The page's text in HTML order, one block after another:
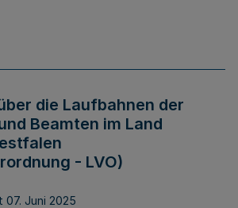
die Laufbahnen der
Beamten im Land
- LVO)
07. Juni 2025